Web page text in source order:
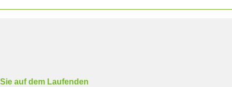
auf dem Laufenden